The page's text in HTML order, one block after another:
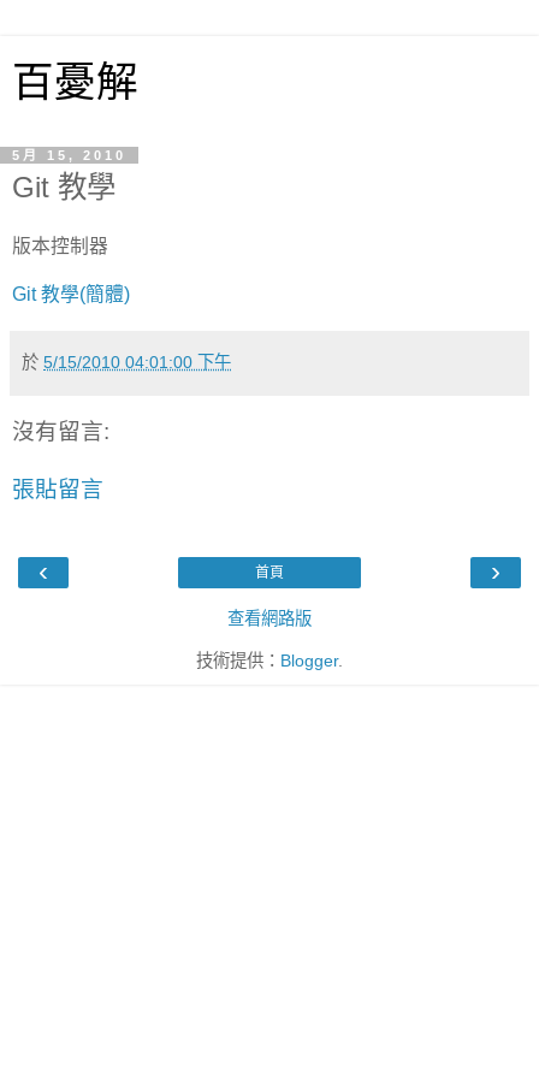
百憂解
5月 15, 2010
Git 教學
版本控制器
Git 教學(簡體)
於 5/15/2010 04:01:00 下午
沒有留言:
張貼留言
‹ ›
首頁
查看網路版
技術提供： Blogger.